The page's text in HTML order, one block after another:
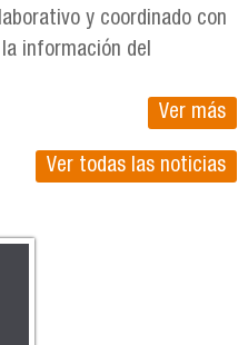
y coordinado con
información del
Ver más
Ver todas las noticias